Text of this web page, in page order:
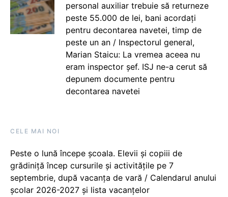
personal auxiliar trebuie să returneze
peste 55.000 de lei, bani acordați
pentru decontarea navetei, timp de
peste un an / Inspectorul general,
Marian Staicu: La vremea aceea nu
eram inspector șef. ISJ ne-a cerut să
depunem documente pentru
decontarea navetei
CELE MAI NOI
Peste o lună începe școala. Elevii și copiii de
grădiniță încep cursurile și activitățile pe 7
septembrie, după vacanța de vară / Calendarul anului
școlar 2026-2027 și lista vacanțelor